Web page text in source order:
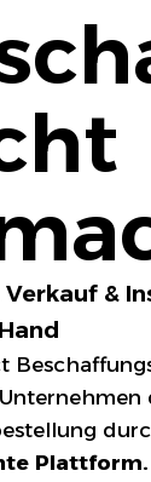
&
Plattform.